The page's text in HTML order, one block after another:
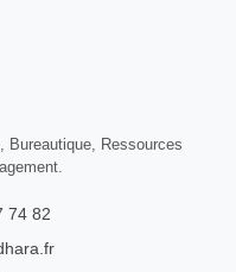
Bureautique, Ressources
74 82